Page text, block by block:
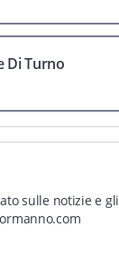
Di Turno
sulle notizie e gli